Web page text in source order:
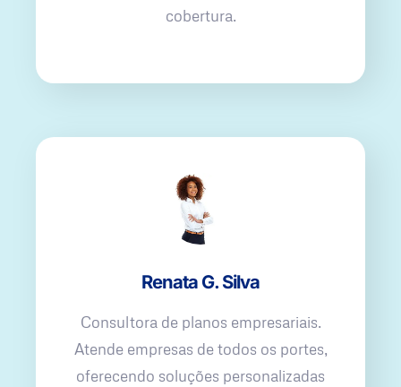
cobertura.
Renata G. Silva
Consultora de planos empresariais.
Atende empresas de todos os portes,
oferecendo soluções personalizadas